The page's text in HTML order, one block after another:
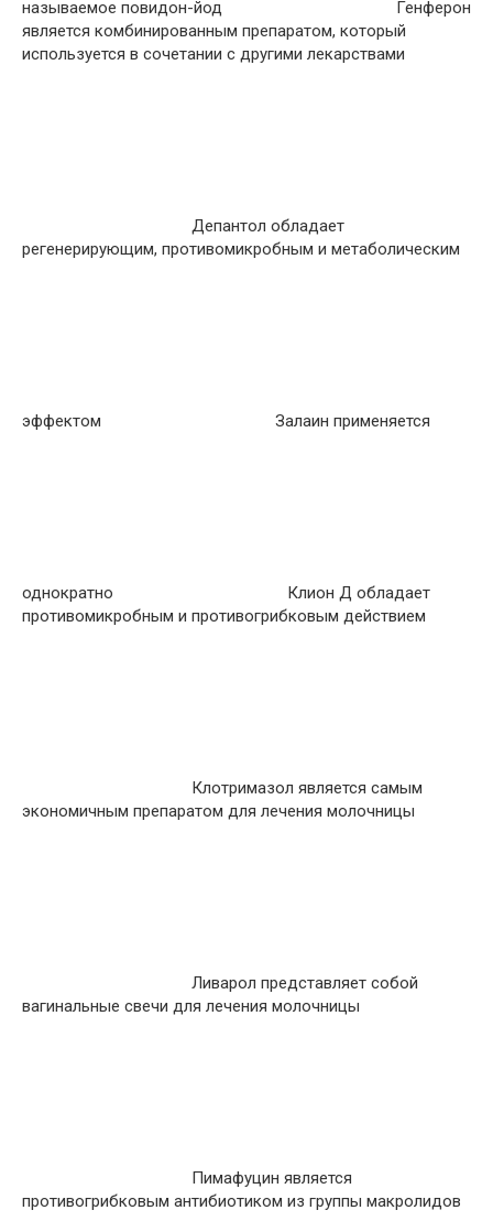
называемое повидон-йод
Генферон
является комбинированным препаратом, который
используется в сочетании с другими лекарствами
Депантол обладает
регенерирующим, противомикробным и метаболическим
эффектом Залаин применяется
однократно
Клион Д обладает
противомикробным и противогрибковым действием
Клотримазол является самым
экономичным препаратом для лечения молочницы
Ливарол представляет собой
вагинальные свечи для лечения молочницы
Пимафуцин является
противогрибковым антибиотиком из группы макролидов